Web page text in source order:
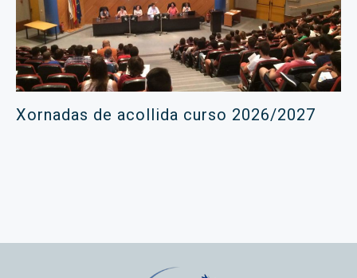
Xornadas de acollida curso 2026/2027